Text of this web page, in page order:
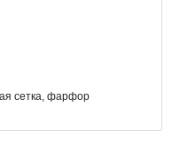
сетка, фарфор